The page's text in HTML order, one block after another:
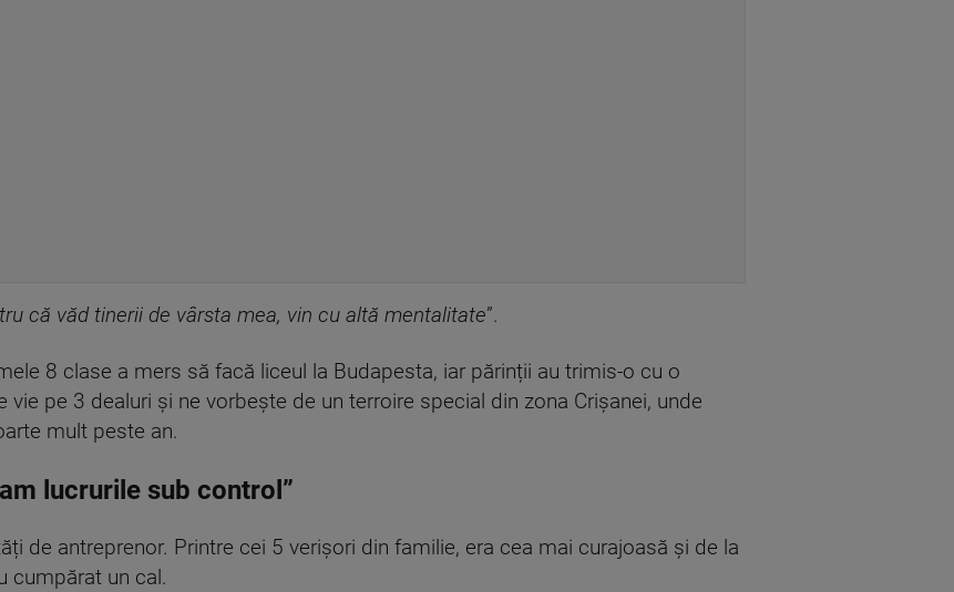
că văd tinerii de vârsta mea, vin cu altă mentalitate”.
8 clase a mers să facă liceul la Budapesta, iar părinții au trimis-o cu o
vie pe 3 dealuri și ne vorbește de un terroire special din zona Crișanei, unde
mult peste an.
lucrurile sub control”
de antreprenor. Printre cei 5 verișori din familie, era cea mai curajoasă și de la
cumpărat un cal.